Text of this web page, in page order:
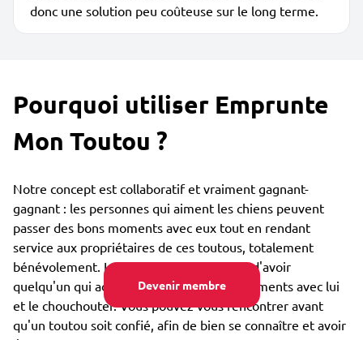
Devenir membre
donc une solution peu coûteuse sur le long terme.
Pourquoi utiliser Emprunte
Mon Toutou ?
Notre concept est collaboratif et vraiment gagnant-
gagnant : les personnes qui aiment les chiens peuvent
passer des bons moments avec eux tout en rendant
service aux propriétaires de ces toutous, totalement
bénévolement. Le toutou est lui heureux d'avoir
quelqu'un qui adore partager des bons moments avec lui
et le chouchouter. Vous pouvez vous rencontrer avant
qu'un toutou soit confié, afin de bien se connaître et avoir